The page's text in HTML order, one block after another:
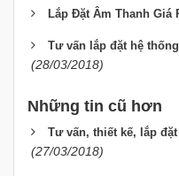
Lắp Đặt Âm Thanh Giá
Tư vấn lắp đặt hệ
(28/03/2018)
Những tin cũ hơn
Tư vấn, thiết kế, lắp
(27/03/2018)